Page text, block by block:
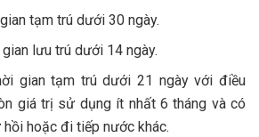
tạm trú dưới 30 ngày.
gian lưu trú dưới 14 ngày.
gian tạm trú dưới 21 ngày với điều
giá trị sử dụng ít nhất 6 tháng và có
hoặc đi tiếp nước khác.